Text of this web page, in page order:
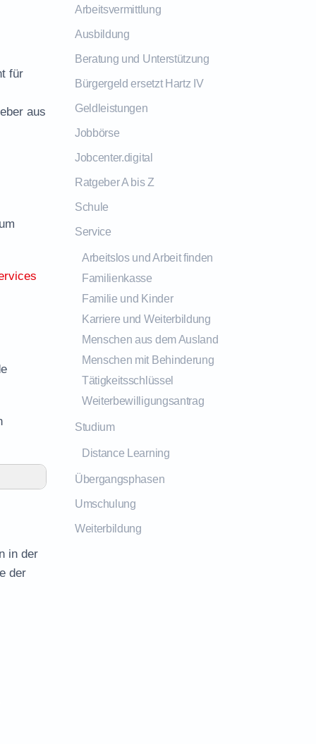
für
aus
in der
der
Arbeitsvermittlung
Ausbildung
Beratung und Unterstützung
Bürgergeld ersetzt Hartz IV
Geldleistungen
Jobbörse
Jobcenter.digital
Ratgeber A bis Z
Schule
Service
Arbeitslos und Arbeit finden
Familienkasse
Familie und Kinder
Karriere und Weiterbildung
Menschen aus dem Ausland
Menschen mit Behinderung
Tätigkeitsschlüssel
Weiterbewilligungsantrag
Studium
Distance Learning
Übergangsphasen
Umschulung
Weiterbildung